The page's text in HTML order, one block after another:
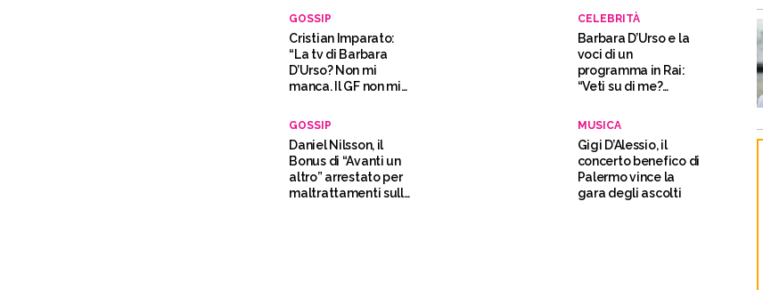
GOSSIP
Cristian Imparato:
“La tv di Barbara
D’Urso? Non mi
manca. Il GF non mi
CELEBRITÀ
Barbara D’Urso e la
voci di un
programma in Rai:
“Veti su di me?
GOSSIP
Daniel Nilsson, il
Bonus di “Avanti un
altro” arrestato per
maltrattamenti sulla
MUSICA
Gigi D’Alessio, il
concerto benefico di
Palermo vince la
gara degli ascolti